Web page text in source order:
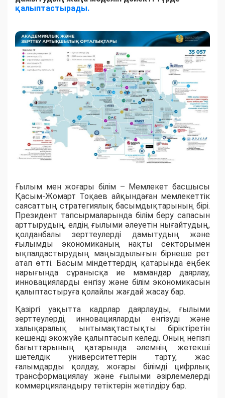
қалыптастырады.
Ғылым мен жоғары білім – Мемлекет басшысы
Қасым-Жомарт Тоқаев айқындаған мемлекеттік
саясаттың стратегиялық басымдықтарының бірі.
Президент тапсырмаларында білім беру сапасын
арттырудың, елдің ғылыми әлеуетін нығайтудың,
қолданбалы зерттеулерді дамытудың және
ғылымды экономиканың нақты секторымен
ықпалдастырудың маңыздылығын бірнеше рет
атап өтті. Басым міндеттердің қатарында еңбек
нарығында сұранысқа ие мамандар даярлау,
инновацияларды енгізу және білім экономикасын
қалыптастыруға қолайлы жағдай жасау бар.
Қазіргі уақытта кадрлар даярлауды, ғылыми
зерттеулерді, инновацияларды енгізуді және
халықаралық ынтымақтастықты біріктіретін
кешенді экожүйе қалыптасып келеді. Оның негізгі
бағыттарының қатарында әлемнің жетекші
шетелдік университеттерін тарту, жас
ғалымдарды қолдау, жоғары білімді цифрлық
трансформациялау және ғылыми әзірлемелерді
коммерцияландыру тетіктерін жетілдіру бар.